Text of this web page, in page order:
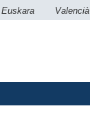
Euskara Valencià